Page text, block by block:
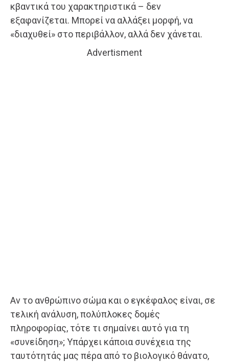
κβαντικά του χαρακτηριστικά – δεν
εξαφανίζεται. Μπορεί να αλλάξει μορφή, να
«διαχυθεί» στο περιβάλλον, αλλά δεν χάνεται.
Advertisment
Αν το ανθρώπινο σώμα και ο εγκέφαλος είναι, σε
τελική ανάλυση, πολύπλοκες δομές
πληροφορίας, τότε τι σημαίνει αυτό για τη
«συνείδηση»; Υπάρχει κάποια συνέχεια της
ταυτότητάς μας πέρα από το βιολογικό θάνατο,